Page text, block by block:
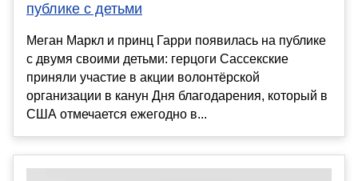
публике с детьми
Меган Маркл и принц Гарри появилась на публике
с двумя своими детьми: герцоги Сассекские
приняли участие в акции волонтёрской
организации в канун Дня благодарения, который в
США отмечается ежегодно в...